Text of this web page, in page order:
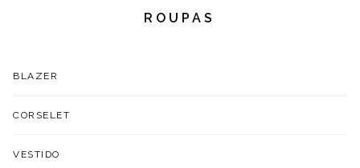
ROUPAS
BLAZER
CORSELET
VESTIDO